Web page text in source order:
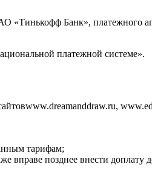
«Тинькофф Банк»,
платежной системе».
тарифам;
позднее внести доплату